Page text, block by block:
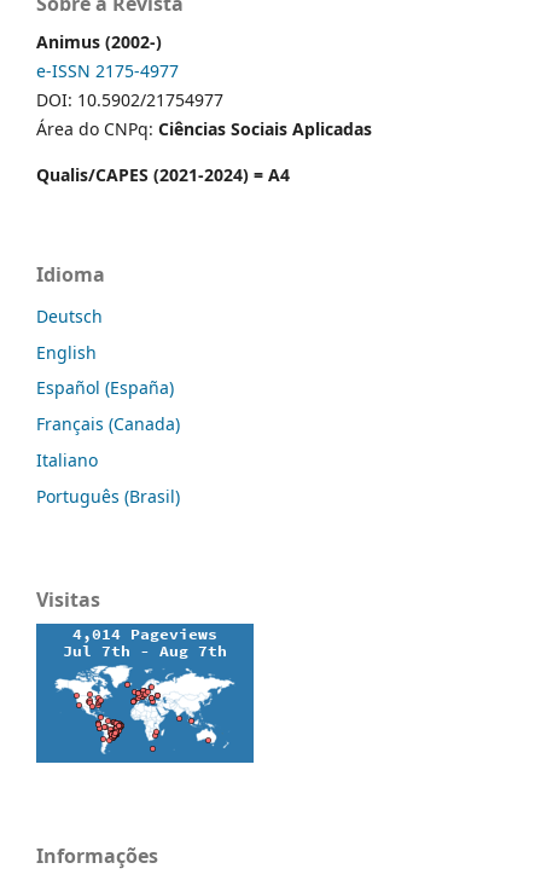
Animus (2002-)
e-ISSN 2175-4977
DOI: 10.5902/21754977
Área do CNPq: Ciências Sociais Aplicadas
Qualis/CAPES (2021-2024) = A4
Idioma
Deutsch
English
Español (España)
Français (Canada)
Italiano
Português (Brasil)
Visitas
Informações